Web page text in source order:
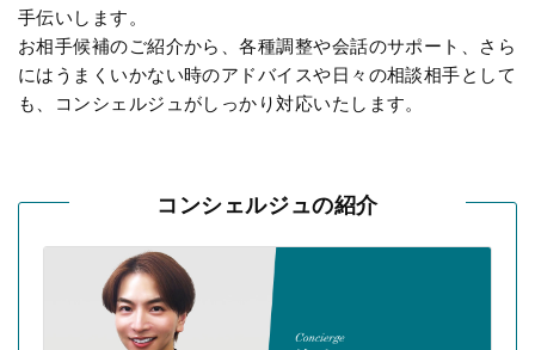
手伝いします。
お相手候補のご紹介から、各種調整や会話のサポート、さら
にはうまくいかない時のアドバイスや日々の相談相手として
も、コンシェルジュがしっかり対応いたします。
コンシェルジュの紹介